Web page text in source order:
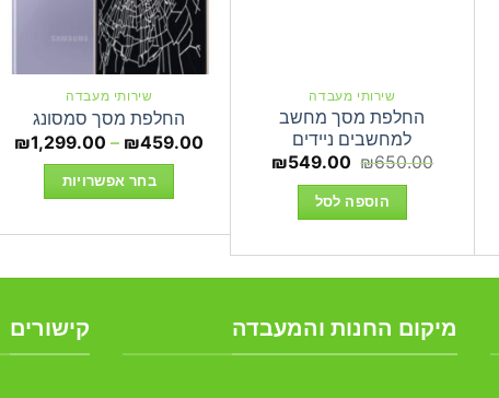
שירותי מעבדה
החלפת מסך מחשב
למחשבים ניידים
₪650.00 המחיר
היה:
₪650.00.
₪549.00
הוספה לסל
שירותי מעבדה
החלפת מסך סמסונג
₪459.00
–
₪1,299.00
בחר אפשרויות
זה
סוגים.
ניתן
מיקום החנות והמעבדה קישורים